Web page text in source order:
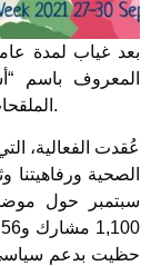
بعد غياب لمدة
الملقحات في أول أسبوع للملقحات في الاتحاد الأوروبي.
عُقدت الفعالية،
سبتمبر حول
حظيت بدعم